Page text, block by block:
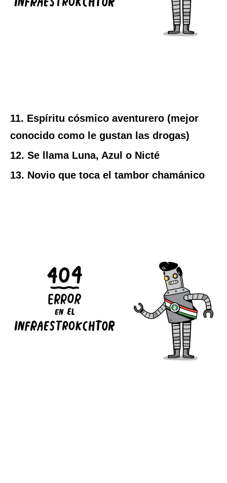
11. Espíritu cósmico aventurero (mejor
conocido como le gustan las drogas)
12. Se llama Luna, Azul o Nicté
13. Novio que toca el tambor chamánico